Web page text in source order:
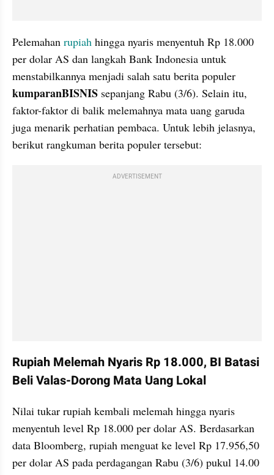
Pelemahan rupiah hingga nyaris menyentuh Rp 18.000
per dolar AS dan langkah Bank Indonesia untuk
kumparanBISNIS sepanjang Rabu (3/6). Selain itu,
faktor-faktor di balik melemahnya mata uang garuda
juga menarik perhatian pembaca. Untuk lebih jelasnya,
berikut rangkuman berita populer tersebut:
ADVERTISEMENT
Rupiah Melemah Nyaris Rp 18.000, BI Batasi
Beli Valas-Dorong Mata Uang Lokal
Nilai tukar rupiah kembali melemah hingga nyaris
menyentuh level Rp 18.000 per dolar AS. Berdasarkan
data Bloomberg, rupiah menguat ke level Rp 17.956,50
per dolar AS pada perdagangan Rabu (3/6) pukul 14.00